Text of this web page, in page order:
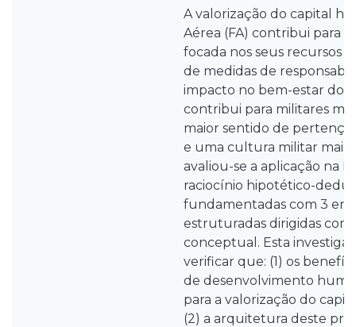
A valorização do capital
Aérea (FA) contribui para
focada nos seus recursos
de medidas de
impacto no bem-estar dos
contribui para militares
maior sentido de
e uma cultura militar mais
avaliou-se a aplicação na
raciocínio hipotético-
fundamentadas com 3
estruturadas dirigidas com
conceptual. Esta
verificar que: (1) os
de desenvolvimento
para a valorização do
(2) a arquitetura deste